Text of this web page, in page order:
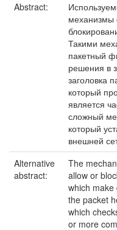
Abstract:
механизмы
Такими
пакетный
решения в
заголовка
который
является
сложный
который
внешней
Alternative
abstract:
The
allow or
which
the packet
which
or more